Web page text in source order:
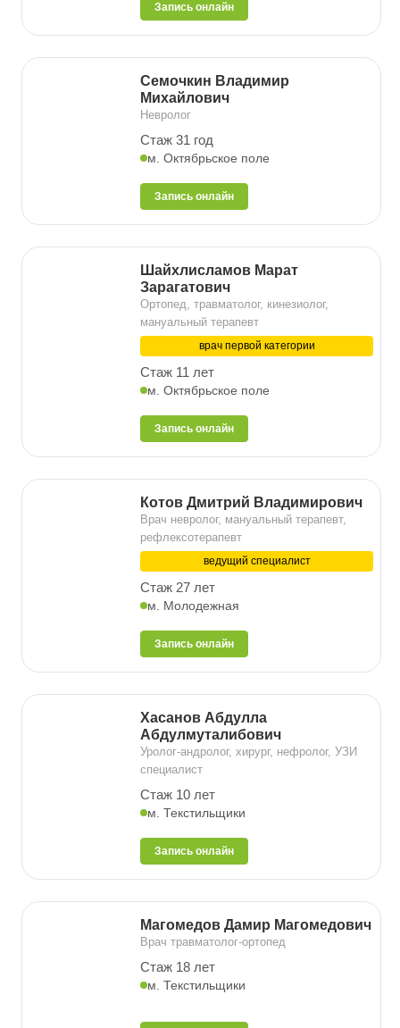
Запись онлайн
Семочкин Владимир
Михайлович
Невролог
Стаж 31 год
м. Октябрьское поле
Запись онлайн
Шайхлисламов Марат
Зарагатович
Ортопед, травматолог, кинезиолог,
мануальный терапевт
врач первой категории
Стаж 11 лет
м. Октябрьское поле
Запись онлайн
Котов Дмитрий Владимирович
Врач невролог, мануальный терапевт,
рефлексотерапевт
ведущий специалист
Стаж 27 лет
м. Молодежная
Запись онлайн
Хасанов Абдулла
Абдулмуталибович
Уролог-андролог, хирург, нефролог, УЗИ
специалист
Стаж 10 лет
м. Текстильщики
Запись онлайн
Магомедов Дамир Магомедович
Врач травматолог-ортопед
Стаж 18 лет
м. Текстильщики